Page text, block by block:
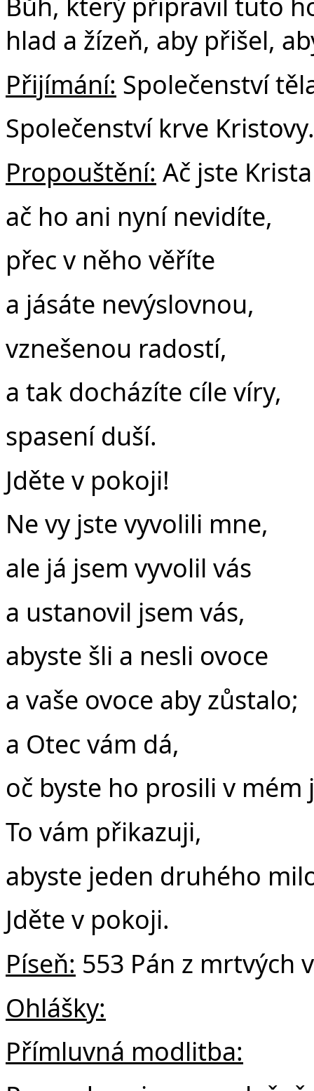
hlad a žízeň, aby přišel,
Přijímání: Společenství
Společenství krve Kristovy.
Propouštění: Ač jste
ač ho ani nyní nevidíte,
přec v něho věříte
a jásáte nevýslovnou,
vznešenou radostí,
a tak docházíte cíle víry,
spasení duší.
Jděte v pokoji!
Ne vy jste vyvolili mne,
ale já jsem vyvolil vás
a ustanovil jsem vás,
abyste šli a nesli ovoce
a vaše ovoce aby zůstalo;
a Otec vám dá,
oč byste ho prosili v mém
To vám přikazuji,
abyste jeden druhého
Jděte v pokoji.
Píseň: 553 Pán z mrtvých
Ohlášky:
Přímluvná modlitba: